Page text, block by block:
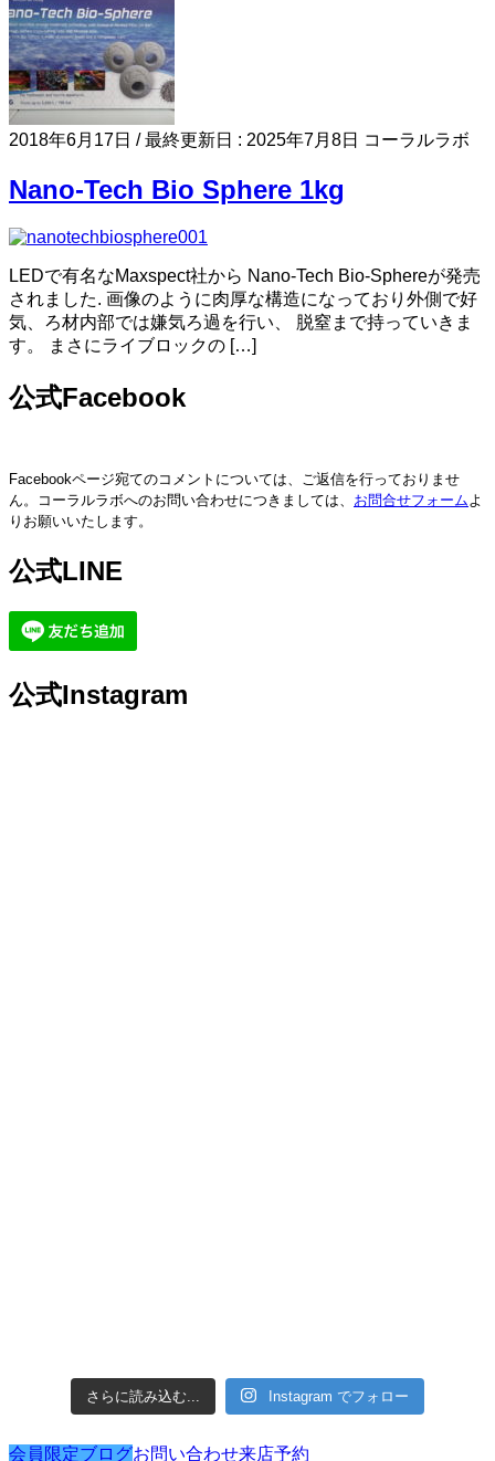
2018年6月17日 / 最終更新日 : 2025年7月8日 コーラルラボ
Nano-Tech Bio Sphere 1kg
LEDで有名なMaxspect社から Nano-Tech Bio-Sphereが発売
されました. 画像のように肉厚な構造になっており外側で好
気、ろ材内部では嫌気ろ過を行い、 脱窒まで持っていきま
す。 まさにライブロックの […]
公式Facebook
Facebookページ宛てのコメントについては、ご返信を行っておりませ
ん。コーラルラボへのお問い合わせにつきましては、 お問合せフォーム よ
りお願いいたします。
公式LINE
公式Instagram
さらに読み込む... Instagram でフォロー
会員限定ブログお問い合わせ来店予約